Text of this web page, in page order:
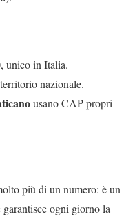
, unico in Italia.
nazionale.
usano CAP propri
più di un numero: è un
garantisce ogni giorno la